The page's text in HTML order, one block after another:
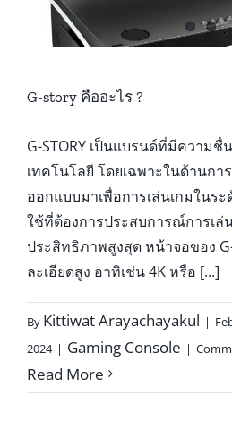
G-story คืออะไร ?
G-STORY เป็นแบรนด์ที่มีความชื่
เทคโนโลยี โดยเฉพาะในด้านก
ออกแบบมาเพื่อการเล่นเกมในร
ใช้ที่ต้องการประสบการณ์การเล่
ประสิทธิภาพสูงสุด หน้าจอของ
ละเอียดสูง อาทิเช่น 4K หรือ [...]
By Kittiwat Arayachayakul |
2024 | Gaming Console |
Read More